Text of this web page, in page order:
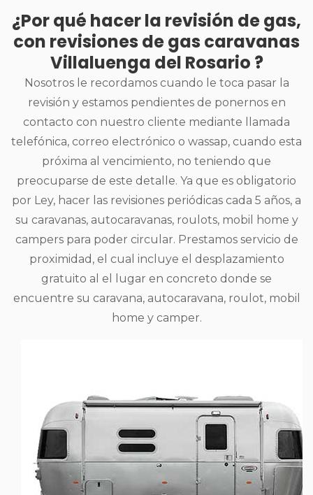
¿Por qué hacer la revisión de gas,
con revisiones de gas caravanas
Villaluenga del Rosario ?
Nosotros le recordamos cuando le toca pasar la
revisión y estamos pendientes de ponernos en
contacto con nuestro cliente mediante llamada
telefónica, correo electrónico o wassap, cuando esta
próxima al vencimiento, no teniendo que
preocuparse de este detalle. Ya que es obligatorio
por Ley, hacer las revisiones periódicas cada 5 años, a
su caravanas, autocaravanas, roulots, mobil home y
campers para poder circular. Prestamos servicio de
proximidad, el cual incluye el desplazamiento
gratuito al el lugar en concreto donde se
encuentre su caravana, autocaravana, roulot, mobil
home y camper.